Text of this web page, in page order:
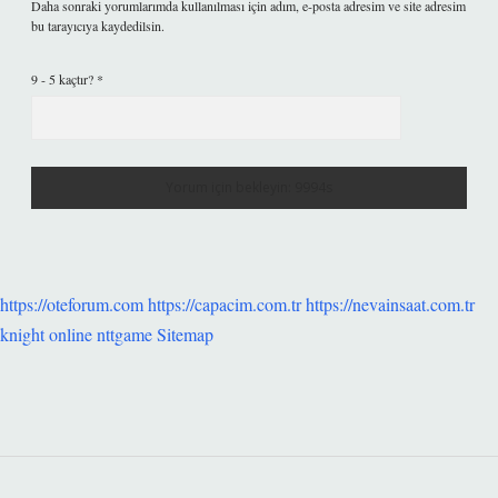
Daha sonraki yorumlarımda kullanılması için adım, e-posta adresim ve site adresim
bu tarayıcıya kaydedilsin.
9 - 5 kaçtır? *
https://oteforum.comhttps://capacim.com.trhttps://nevainsaat.com.tr
knight onlinenttgameSitemap